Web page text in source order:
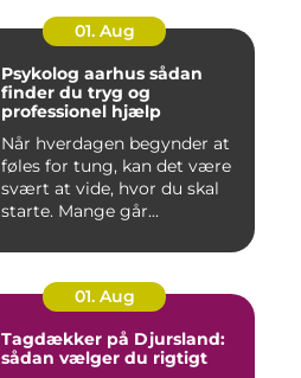
01. Aug
Psykolog aarhus sådan
finder du tryg og
professionel hjælp
Når hverdagen begynder at
føles for tung, kan det være
svært at vide, hvor du skal
starte. Mange går...
01. Aug
Tagdækker på Djursland:
sådan vælger du rigtigt